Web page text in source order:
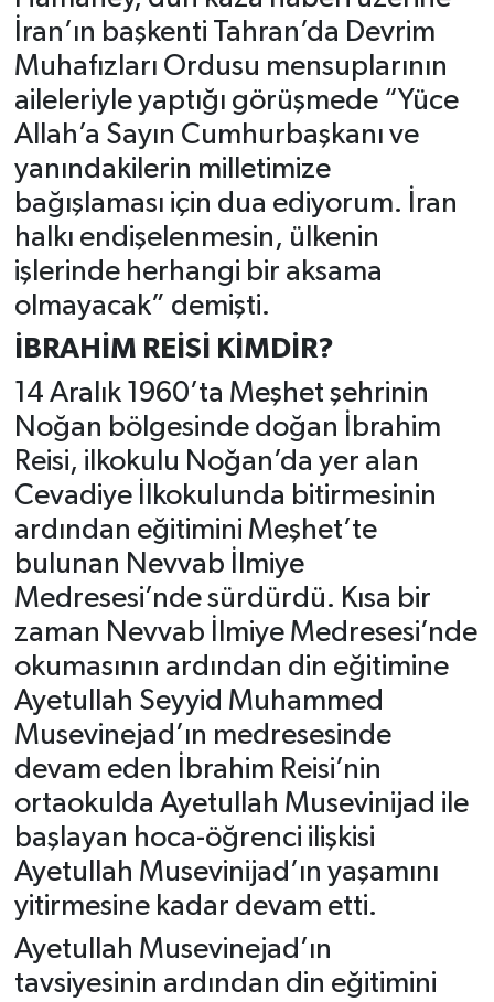
İran’ın başkenti Tahran’da Devrim
Muhafızları Ordusu mensuplarının
aileleriyle yaptığı görüşmede “Yüce
Allah’a Sayın Cumhurbaşkanı ve
yanındakilerin milletimize
bağışlaması için dua ediyorum. İran
halkı endişelenmesin, ülkenin
işlerinde herhangi bir aksama
olmayacak” demişti.
İBRAHİM REİSİ KİMDİR?
14 Aralık 1960’ta Meşhet şehrinin
Noğan bölgesinde doğan İbrahim
Reisi, ilkokulu Noğan’da yer alan
Cevadiye İlkokulunda bitirmesinin
ardından eğitimini Meşhet’te
bulunan Nevvab İlmiye
Medresesi’nde sürdürdü. Kısa bir
zaman Nevvab İlmiye Medresesi’nde
okumasının ardından din eğitimine
Ayetullah Seyyid Muhammed
Musevinejad’ın medresesinde
devam eden İbrahim Reisi’nin
ortaokulda Ayetullah Musevinijad ile
başlayan hoca-öğrenci ilişkisi
Ayetullah Musevinijad’ın yaşamını
yitirmesine kadar devam etti.
Ayetullah Musevinejad’ın
tavsiyesinin ardından din eğitimini